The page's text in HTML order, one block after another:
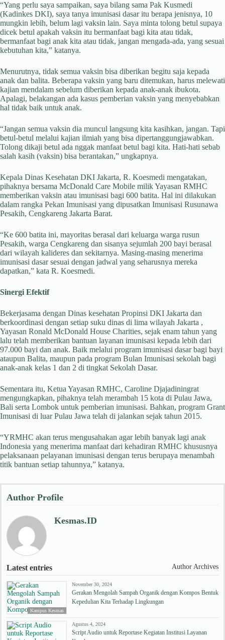
“Yang perlu saya sampaikan, saya bilang sama Pak Kusmedi
(Kadinkes DKI), saya tanya imunisasi dasar itu berapa jenisnya, 10
mungkin lebih, belum lagi vaksin lain. Saya minta tolong betul supaya
dicek betul apakah vaksin itu bermanfaat bagi kita atau tidak,
bermanfaat bagi anak kita atau tidak, jangan mengada-ada, yang sesuai
kebutuhan kita,” katanya.
Menurutnya, tidak semua vaksin bisa diberikan begitu saja kepada
anak dan balita. Beberapa vaksin yang baru ditemukan, harus melewati
kajian mendalam sebelum diberikan kepada anak-anak ibukota.
Apalagi, belakangan ada kasus pemberian vaksin yang menyebabkan
hal tidak baik untuk anak.
“Jangan semua vaksin dia muncul langsung kita kasihkan, jangan. Tapi
betul-betul melalui kajian ilmiah yang bisa dipertanggungjawabkan.
Tolong dikaji betul ada nggak manfaat betul bagi kita. Hati-hati sebab
salah kasih (vaksin) bisa berantakan,” ungkapnya.
Kepala Dinas Kesehatan DKI Jakarta, R. Koesmedi mengatakan,
pihaknya bersama McDonald Care Mobile milik Yayasan RMHC
memberikan vaksin atau imunisasi bagi 600 batita. Hal ini dilakukan
dalam rangka Pekan Imunisasi yang dipusatkan Imunisasi Rusunawa
Pesakih, Cengkareng Jakarta Barat.
“Ke 600 batita ini, mayoritas berasal dari keluarga warga rusun
Pesakih, warga Cengkareng dan sisanya sejumlah 200 bayi berasal
dari wilayah kalideres dan sekitarnya. Masing-masing menerima
imunisasi dasar sesuai dengan jadwal yang seharusnya mereka
dapatkan,” kata R. Koesmedi.
Sinergi Efektif
Bekerjasama dengan Dinas kesehatan Propinsi DKI Jakarta dan
berkoordinasi dengan setiap suku dinas di lima wilayah Jakarta ,
Yayasan Ronald McDonald House Charities, sejak enam tahun yang
lalu telah memberikan bantuan layanan imunisasi kepada lebih dari
97.000 bayi dan anak. Baik melalui program imunisasi dasar bagi bayi
ataupun Balita, maupun pada program Bulan Imunisasi sekolah bagi
anak-anak kelas 1 dan 2 di tingkat Sekolah Dasar.
Sementara itu, Ketua Yayasan RMHC, Caroline Djajadiningrat
mengungkapkan, pihaknya telah merambah 15 kota di Pulau Jawa,
Bali serta Lombok untuk pemberian imunisasi. Bahkan, program Grant
Imunisasi di luar Pulau Jawa telah di jalankan sejak tahun 2015.
“YRMHC akan terus mengusahakan agar lebih banyak lagi anak
Indonesia yang menerima manfaat dari kehadiran RMHC khususnya
pelaksanaan pelayanan imunisasi dengan terus berupaya menambah
titik bantuan setiap tahunnya,” katanya.
Author Profile
Kesmas.ID
Latest entries Author Archives
Kampus Kesmas
November 30, 2024
Gerakan Mengolah Sampah Organik dengan Kompos Bentuk
Kepedulian Kita Terhadap Lingkungan
Agustus 4, 2024
Script Audio untuk Reportase Kegiatan Institusi Layanan